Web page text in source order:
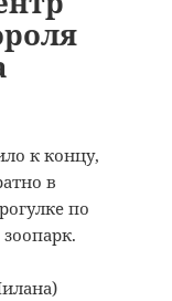
к концу,
в
по